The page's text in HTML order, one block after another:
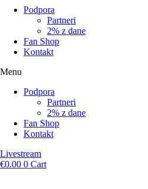
Podpora
Partneri
2% z dane
Fan Shop
Kontakt
Menu
Podpora
Partneri
2% z dane
Fan Shop
Kontakt
Livestream
€0.00 0 Cart